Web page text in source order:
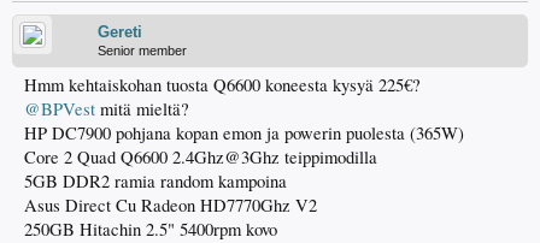
Gereti
Senior member
Hmm kehtaiskohan tuosta Q6600 koneesta kysyä 225€?
@BPVest mitä mieltä?
HP DC7900 pohjana kopan emon ja powerin puolesta (365W)
Core 2 Quad Q6600 2.4Ghz@3Ghz teippimodilla
5GB DDR2 ramia random kampoina
Asus Direct Cu Radeon HD7770Ghz V2
250GB Hitachin 2.5" 5400rpm kovo